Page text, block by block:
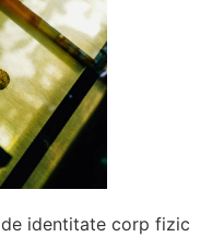
identitate corp fizic